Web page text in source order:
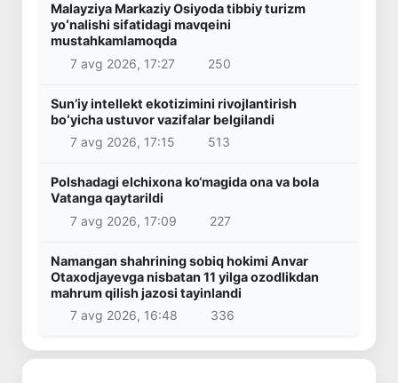
Malayziya Markaziy Osiyoda tibbiy turizm
yoʻnalishi sifatidagi mavqeini
mustahkamlamoqda
7 avg 2026, 17:27
250
Sunʼiy intellekt ekotizimini rivojlantirish
boʻyicha ustuvor vazifalar belgilandi
7 avg 2026, 17:15
513
Polshadagi elchixona ko‘magida ona va bola
Vatanga qaytarildi
7 avg 2026, 17:09
227
Namangan shahrining sobiq hokimi Anvar
Otaxodjayevga nisbatan 11 yilga ozodlikdan
mahrum qilish jazosi tayinlandi
7 avg 2026, 16:48
336